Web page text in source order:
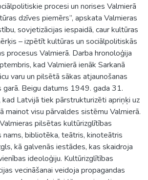
procesi un norises Valmierā
dzīves piemērs”, apskata Valmieras
sovjetizācijas iespaidā, caur kultūras
– izpētīt kultūras un sociālpolitiskās
procesus Valmierā. Darba hronoloģija
kad Valmierā ienāk Sarkanā
varu un pilsētā sākas atjaunošanas
garā. Beigu datums 1949. gada 31.
kad Latvijā tiek pārstrukturizēti apriņķi uz
mainot visu pārvaldes sistēmu Valmierā.
pilsētas kultūrizglītības
bibliotēka, teātris, kinoteātris
kā galvenās iestādes, kas skaidroja
ideoloģiju. Kultūrizglītības
vecināšanai veidoja propagandas